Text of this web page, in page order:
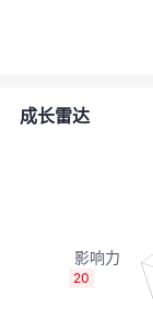
者
成长雷达
20